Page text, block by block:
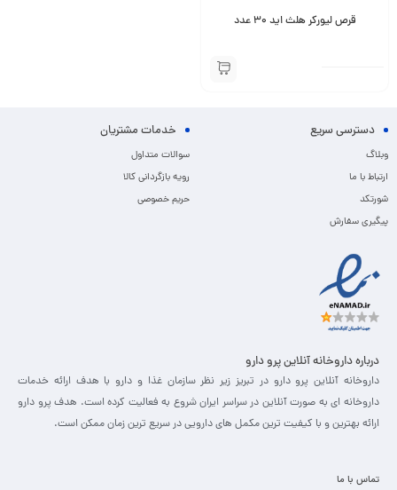
قرص لیورکر هلث اید 30 عدد
دسترسی سریع
وبلاگ
ارتباط با ما
شورتکد
پیگیری سفارش
خدمات مشتریان
سوالات متداول
رویه بازگردانی کالا
حریم خصوصی
درباره داروخانه آنلاین پرو دارو
داروخانه آنلاین پرو دارو در تبریز زیر نظر سازمان غذا و دارو با هدف ارائه خدمات
داروخانه ای به صورت آنلاین در سراسر ایران شروع به فعالیت کرده است. هدف پرو دارو
ارائه بهترین و با کیفیت ترین مکمل های دارویی در سریع ترین زمان ممکن است.
تماس با ما